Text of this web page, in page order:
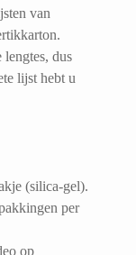
van
dus
lijst hebt u
(silica-gel).
per
op